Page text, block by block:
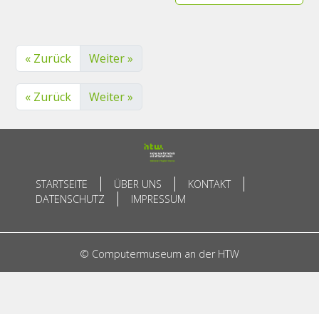
« Zurück Weiter »
« Zurück Weiter »
STARTSEITE ÜBER UNS
KONTAKT
DATENSCHUTZ
IMPRESSUM
© Computermuseum an der HTW